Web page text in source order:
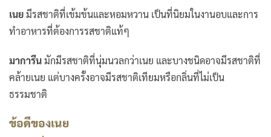
เนยมีรสชาติที่เข้มข้นและหอมหวาน เป็นที่นิยมในงานอบและการ
ทำอาหารที่ต้องการรสชาติแท้ๆ
มาการีนมักมีรสชาติที่นุ่มนวลกว่าเนย และบางชนิดอาจมีรสชาติที่
คล้ายเนย แต่บางครั้งอาจมีรสชาติเทียมหรือกลิ่นที่ไม่เป็น
ธรรมชาติ
ข้อดีของเนย